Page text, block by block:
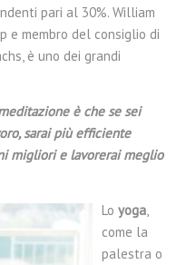
pari al 30%. William
e membro del consiglio di
è uno dei grandi
è che se sei
sarai più efficiente
migliori e lavorerai meglio
Lo yoga,
come la
palestra o